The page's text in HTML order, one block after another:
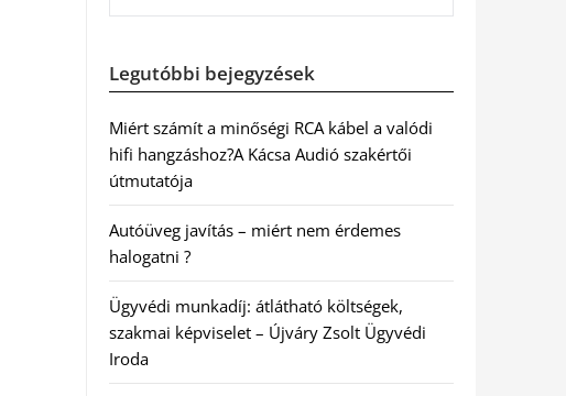
Legutóbbi bejegyzések
Miért számít a minőségi RCA kábel a valódi
hifi hangzáshoz?A Kácsa Audió szakértői
útmutatója
Autóüveg javítás – miért nem érdemes
halogatni ?
Ügyvédi munkadíj: átlátható költségek,
szakmai képviselet – Újváry Zsolt Ügyvédi
Iroda